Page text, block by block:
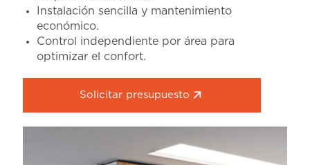
Instalación sencilla y mantenimiento
económico.
Control independiente por área para
optimizar el confort.
Solicitar presupuesto